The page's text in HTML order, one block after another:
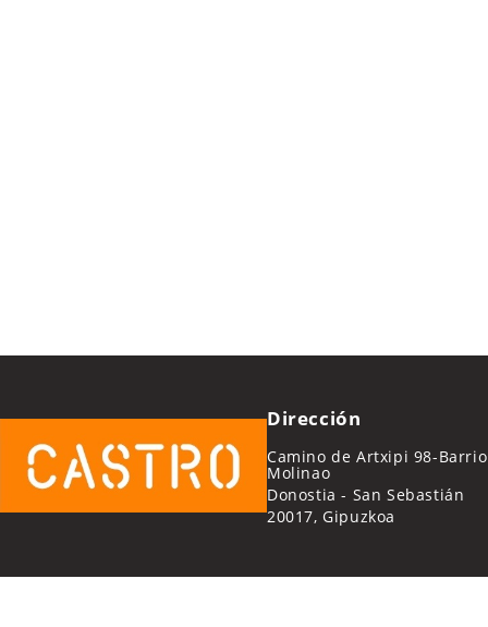
Dirección
Camino de Artxipi 98-Barrio
Molinao
Donostia - San Sebastián
20017, Gipuzkoa